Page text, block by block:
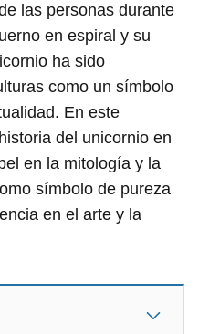
las personas durante
en espiral y su
ha sido
como un símbolo
En este
del unicornio en
en la mitología y la
símbolo de pureza
en el arte y la